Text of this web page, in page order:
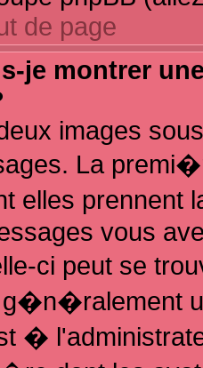
de page
je montrer
images
La
prennent
vous
ci peut se
g�n�ralement
�